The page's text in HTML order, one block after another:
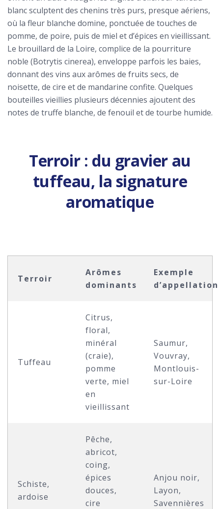
blanc sculptent des chenins très purs, presque aériens,
où la fleur blanche domine, ponctuée de touches de
pomme, de poire, puis de miel et d’épices en vieillissant.
Le brouillard de la Loire, complice de la pourriture
noble (Botrytis cinerea), enveloppe parfois les baies,
donnant des vins aux arômes de fruits secs, de
noisette, de cire et de mandarine confite. Quelques
bouteilles vieillies plusieurs décennies ajoutent des
notes de truffe blanche, de fenouil et de tourbe humide.
Terroir : du gravier au
tuffeau, la signature
aromatique
Terroir
Arômes
dominants
Exemple
d’appellation
Tuffeau
Citrus,
floral,
minéral
(craie),
pomme
verte, miel
en
vieillissant
Saumur,
Vouvray,
Montlouis-
sur-Loire
Schiste,
ardoise
Pêche,
abricot,
coing,
épices
douces,
cire
Anjou noir,
Layon,
Savennières